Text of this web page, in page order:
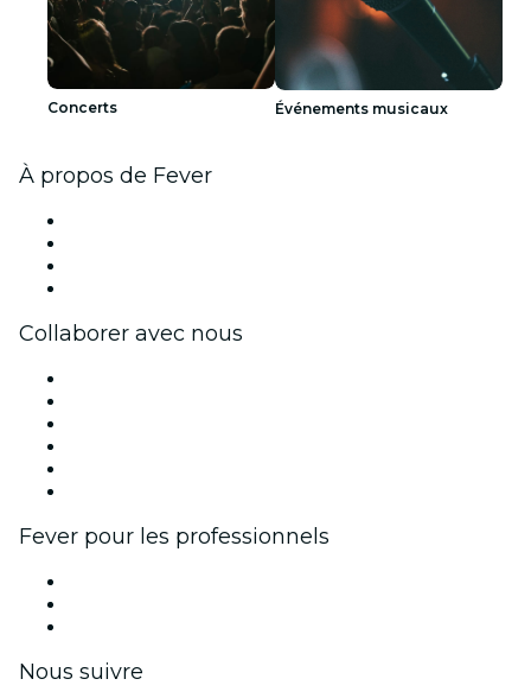
Concerts Événements musicaux
À propos de Fever
Collaborer avec nous
Fever pour les professionnels
Nous suivre